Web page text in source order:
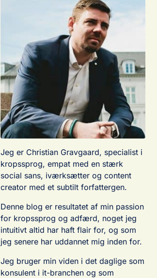
Jeg er Christian Gravgaard, specialist i
kropssprog, empat med en stærk
social sans, iværksætter og content
creator med et subtilt forfattergen.
Denne blog er resultatet af min passion
for kropssprog og adfærd, noget jeg
intuitivt altid har haft flair for, og som
jeg senere har uddannet mig inden for.
Jeg bruger min viden i det daglige som
konsulent i it-branchen og som